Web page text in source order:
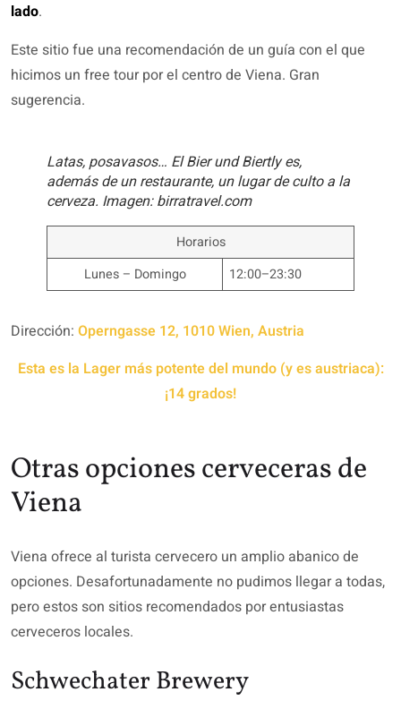
lado.
Este sitio fue una recomendación de un guía con el que
hicimos un free tour por el centro de Viena. Gran
sugerencia.
Latas, posavasos… El Bier und Biertly es,
además de un restaurante, un lugar de culto a la
cerveza. Imagen: birratravel.com
Horarios
Lunes – Domingo
12:00–23:30
Dirección: Operngasse 12, 1010 Wien, Austria
Esta es la Lager más potente del mundo (y es austriaca):
¡14 grados!
Otras opciones cerveceras de
Viena
Viena ofrece al turista cervecero un amplio abanico de
opciones. Desafortunadamente no pudimos llegar a todas,
pero estos son sitios recomendados por entusiastas
cerveceros locales.
Schwechater Brewery